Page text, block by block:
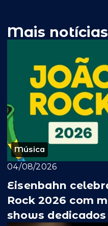
Mais notícias
Música
04/08/2026
Eisenbahn
Rock 2026 com
shows